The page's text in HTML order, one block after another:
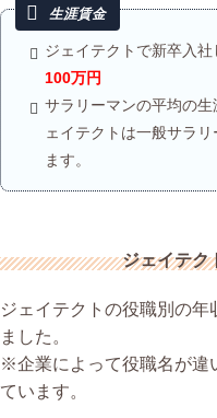
ジェイテクトで新卒入
100万円
サラリーマンの平均の
ェイテクトは一般サラ
ます。
ジェイテク
ジェイテクトの役職別の
ました。
※企業によって役職名が違
ています。